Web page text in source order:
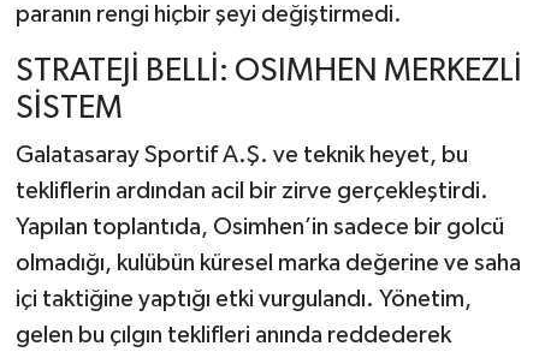
paranın rengi hiçbir şeyi değiştirmedi.
STRATEJİ BELLİ: OSIMHEN MERKEZLİ
SİSTEM
Galatasaray Sportif A.Ş. ve teknik heyet, bu
tekliflerin ardından acil bir zirve gerçekleştirdi.
Yapılan toplantıda, Osimhen’in sadece bir golcü
olmadığı, kulübün küresel marka değerine ve saha
içi taktiğine yaptığı etki vurgulandı. Yönetim,
gelen bu çılgın teklifleri anında reddederek